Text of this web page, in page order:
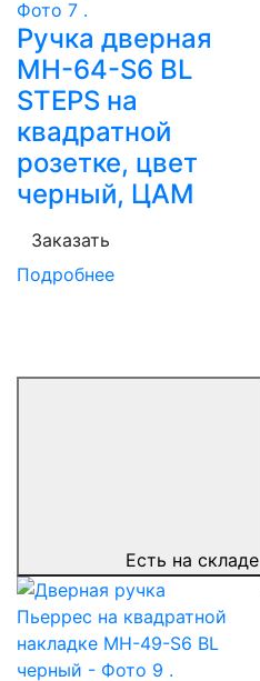
Ручка дверная
MH-64-S6 BL
STEPS на
квадратной
розетке, цвет
черный, ЦАМ
Заказать
Подробнее
Есть на складе